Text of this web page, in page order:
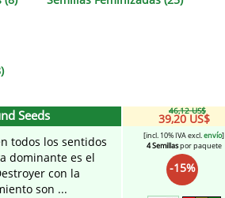
Marijuanabam
Seedbank
World of Seeds
CBD Cañamo Industrial
Seeds
todos los sentidos
dominante es el
con la
son ...
46,12 US$
39,20 US$
[incl. 10% IVA excl.envío]
4 Semillaspor paquete
-15%